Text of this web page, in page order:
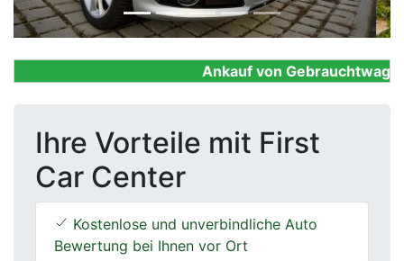
Ankauf von
Ihre Vorteile mit First
Car Center
Kostenlose und unverbindliche Auto
Bewertung bei Ihnen vor Ort